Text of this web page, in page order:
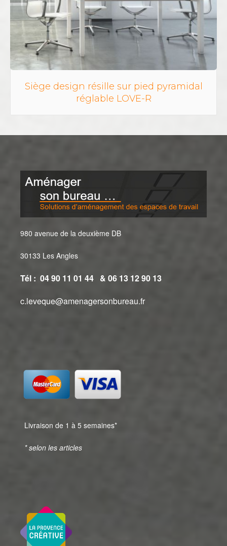
Siège design résille sur pied pyramidal
réglable LOVE-R
980 avenue de la deuxième DB
30133 Les Angles
Tél : 04 90 11 01 44 & 06 13 12 90 13
c.leveque@amenagersonbureau.fr
Livraison de 1 à 5 semaines*
* selon les articles